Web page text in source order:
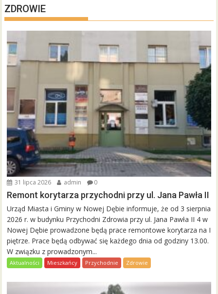
ZDROWIE
31 lipca 2026 admin 0
Remont korytarza przychodni przy ul. Jana Pawła II
Urząd Miasta i Gminy w Nowej Dębie informuje, że od 3 sierpnia
2026 r. w budynku Przychodni Zdrowia przy ul. Jana Pawła II 4 w
Nowej Dębie prowadzone będą prace remontowe korytarza na I
piętrze. Prace będą odbywać się każdego dnia od godziny 13.00.
W związku z prowadzonym...
Aktualności Mieszkańcy Przychodnie Zdrowie